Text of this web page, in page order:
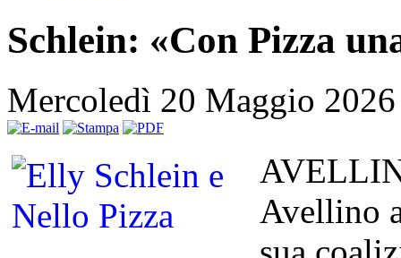
Schlein: «Con Pizza
Mercoledì 20 Maggio
Avellino